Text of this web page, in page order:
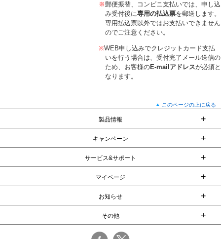
※郵便振替、コンビニ支払いでは、申し込
み受付後に専用の払込票を郵送します。
専用払込票以外ではお支払いできません
のでご注意ください。
※WEB申し込みでクレジットカード支払
いを行う場合は、受付完了メール送信の
ため、お客様のE-mailアドレスが必須と
なります。
このページの上に戻る
製品情報 +
キャンペーン +
サービス&サポート +
マイページ +
お知らせ +
その他 +